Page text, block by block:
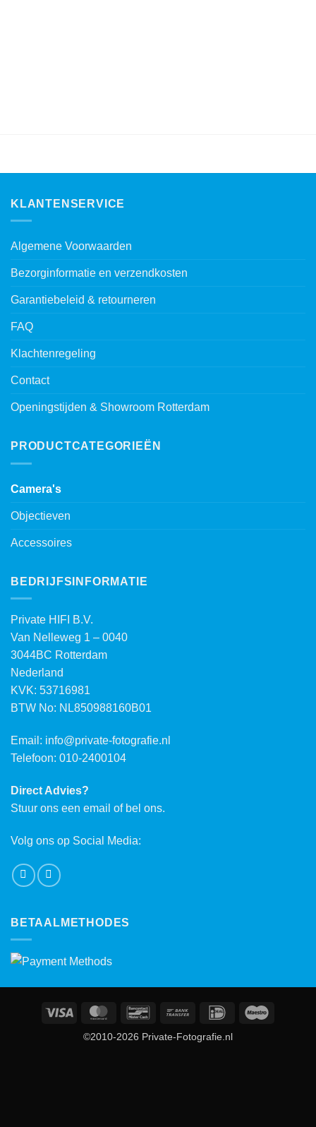
KLANTENSERVICE
Algemene Voorwaarden
Bezorginformatie en verzendkosten
Garantiebeleid & retourneren
FAQ
Klachtenregeling
Contact
Openingstijden & Showroom Rotterdam
PRODUCTCATEGORIEËN
Camera's
Objectieven
Accessoires
BEDRIJFSINFORMATIE
Private HIFI B.V.
Van Nelleweg 1 – 0040
3044BC Rotterdam
Nederland
KVK: 53716981
BTW No: NL850988160B01
Email: info@private-fotografie.nl
Telefoon: 010-2400104
Direct Advies?
Stuur ons een email of bel ons.
Volg ons op Social Media:
BETAALMETHODES
Visa MasterCardBancontactBank
IDeal
©2010-2026 Private-Fotografie.nl